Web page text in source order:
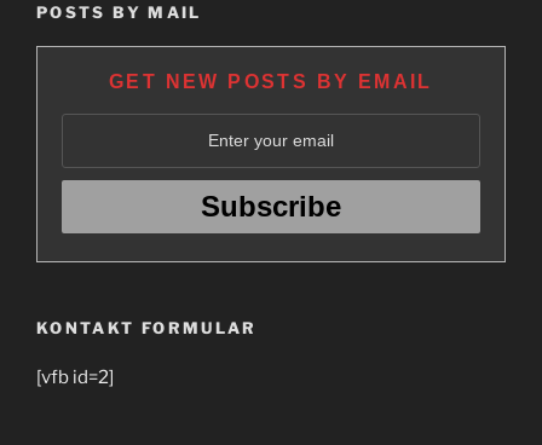
POSTS BY MAIL
GET NEW POSTS BY EMAIL
KONTAKT FORMULAR
[vfb id=2]